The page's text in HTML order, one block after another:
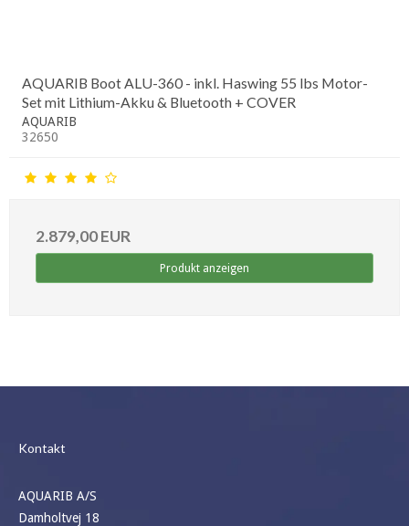
AQUARIB Boot ALU-360 - inkl. Haswing 55 lbs Motor-
Set mit Lithium-Akku & Bluetooth + COVER
AQUARIB
32650
2.879,00 EUR
Produkt anzeigen
Kontakt
AQUARIB A/S
Damholtvej 18